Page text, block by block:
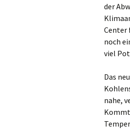
der
Center
noch
viel
Das
nahe,
Kommt